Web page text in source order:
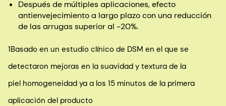
Después de múltiples aplicaciones, efecto
antienvejecimiento a largo plazo con una reducción
de las arrugas superior al -20%.
1Basado en un estudio clínico de DSM en el que se
detectaron mejoras en la suavidad y textura de la
piel homogeneidad ya a los 15 minutos de la primera
aplicación del producto